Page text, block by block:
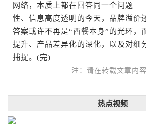
网络，本质上都在回答同一个问题
性、信息高度透明的今天，品牌溢价
答案或许不再是“西餐本身”的光环，
提升、产品差异化的深化，以及对细
捕捉。(完)
注：请在转载文章内
热点视频